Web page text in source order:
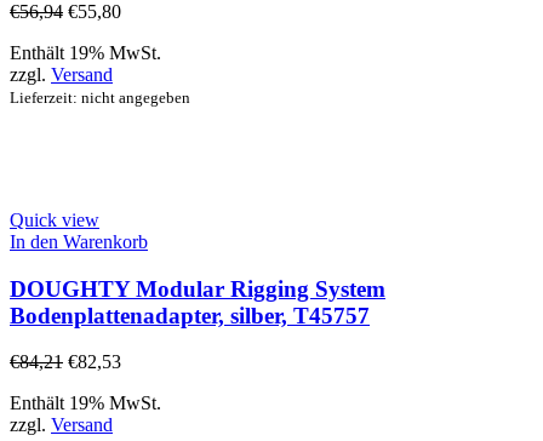
€56,94 €55,80
Enthält 19% MwSt.
zzgl. Versand
Lieferzeit: nicht angegeben
Quick view
In den Warenkorb
DOUGHTY Modular Rigging System
Bodenplattenadapter, silber, T45757
€84,21 €82,53
Enthält 19% MwSt.
zzgl. Versand